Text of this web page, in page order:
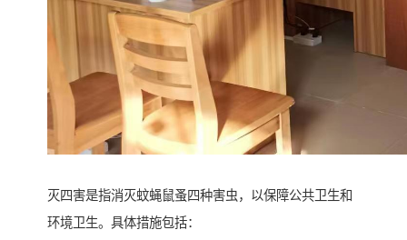
灭四害是指消灭蚊蝇鼠蚤四种害虫，以保障公共卫生和
环境卫生。具体措施包括：